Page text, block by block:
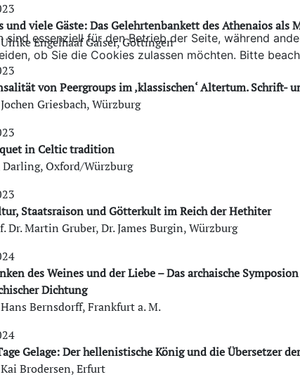
und viele Gäste: Das Gelehrtenbankett des Athenaios als
Engelhaaf Gaiser, Göttingen
von Peergroups im ‚klassischen‘ Altertum. Schrift-
Griesbach, Würzburg
in Celtic tradition
Darling, Oxford/Würzburg
Staatsraison und Götterkult im Reich der Hethiter
Dr. Martin Gruber, Dr. James Burgin, Würzburg
des Weines und der Liebe – Das archaische
Dichtung
Bernsdorff, Frankfurt a. M.
Gelage: Der hellenistische König und die Übersetzer
Brodersen, Erfurt
essenziell für den Betrieb der Seite, während
ob Sie die Cookies zulassen möchten. Bitte